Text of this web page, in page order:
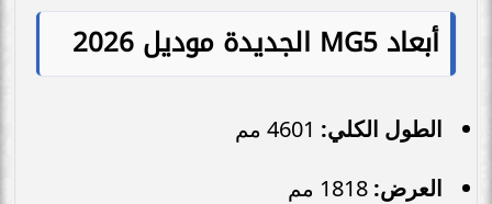
أبعاد MG5 الجديدة موديل 2026
الطول الكلي:
العرض: